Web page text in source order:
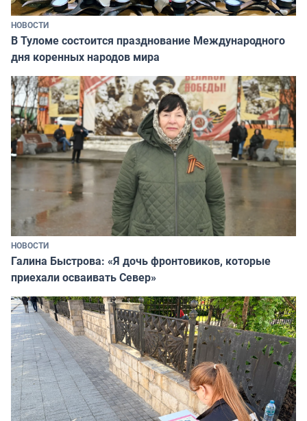
НОВОСТИ
В Туломе состоится празднование Международного
дня коренных народов мира
НОВОСТИ
Галина Быстрова: «Я дочь фронтовиков, которые
приехали осваивать Север»